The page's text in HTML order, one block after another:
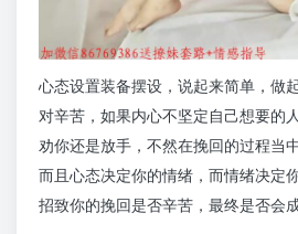
心态设置装备摆设，说起来简单，做
对辛苦，如果内心不坚定自己想要的
劝你还是放手，不然在挽回的过程当
而且心态决定你的情绪，而情绪决定
招致你的挽回是否辛苦，最终是否会